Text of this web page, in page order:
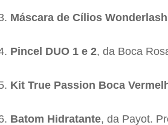
Máscara de Cílios Wonderlash
Pincel DUO 1 e 2, da Boca
Kit True Passion Boca
Batom Hidratante, da Payot.